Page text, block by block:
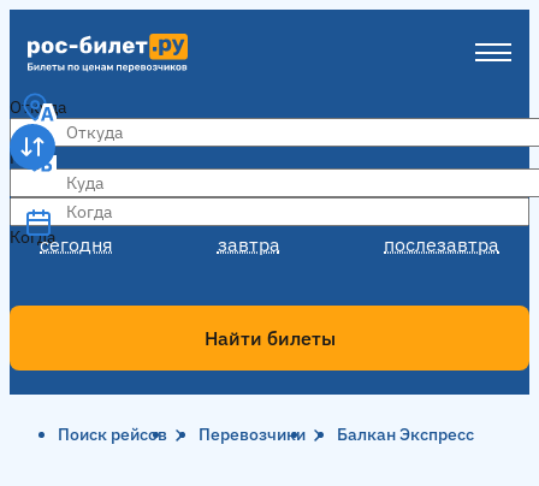
Откуда
Куда
Когда
сегодня завтра послезавтра
Когда
Найти билеты
Поиск рейсов Перевозчики Балкан Экспресс
Перевозчик "Балкан Экспресс"